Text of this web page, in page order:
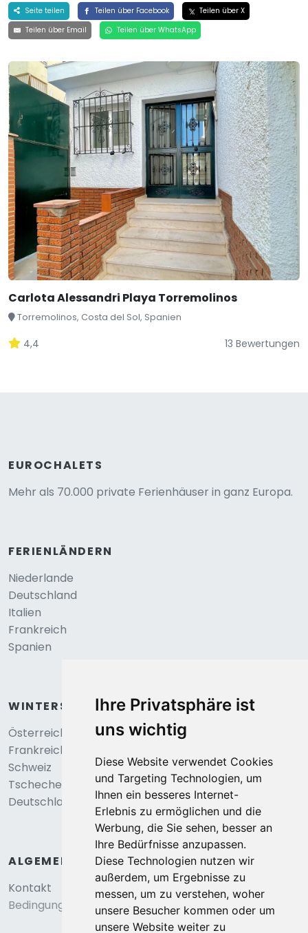
Ihre Privatsphäre ist
uns wichtig
Diese Website verwendet Cookies
und Targeting Technologien, um
Ihnen ein besseres Internet-
Erlebnis zu ermöglichen und die
Werbung, die Sie sehen, besser an
Ihre Bedürfnisse anzupassen.
Diese Technologien nutzen wir
außerdem, um Ergebnisse zu
messen, um zu verstehen, woher
unsere Besucher kommen oder um
unsere Website weiter zu
Seite teilen Teilen über Facebook
Teilen über X
Teilen über Email
Teilen über WhatsApp
Carlota Alessandri Playa Torremolinos
Torremolinos, Costa del Sol, Spanien
4,4 13 Bewertungen
EUROCHALETS
Mehr als 70.000 private Ferienhäuser in ganz Europa.
FERIENLÄNDERN
Niederlande
Deutschland
Italien
Frankreich
Spanien
WINTERSPORT
Österreich
Frankreich
Schweiz
Tschechei
Deutschland
ALGEMEIN
Kontakt
Bedingungen und konditionen